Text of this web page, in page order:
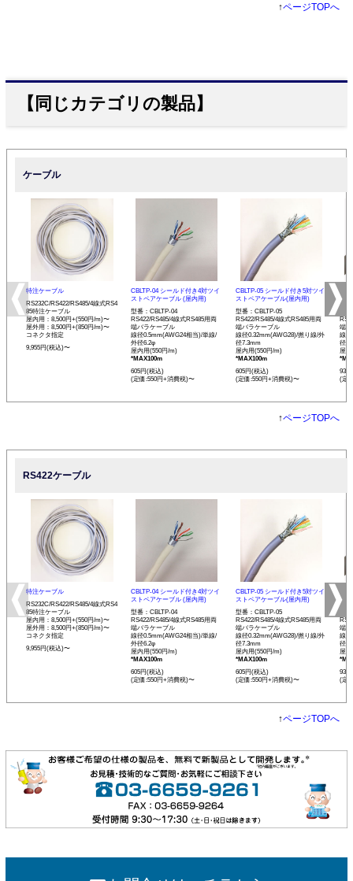
↑ページTOPへ
【同じカテゴリの製品】
ケーブル
特注ケーブル
RS232C/RS422/RS485/4線式RS4
85特注ケーブル
屋内用：8,500円+(550円/m)〜
屋外用：8,500円+(850円/m)〜
コネクタ指定
9,955円(税込)〜
CBLTP-04 シールド付き4対ツイ
ストペアケーブル (屋内用)
型番：CBLTP-04
RS422/RS485/4線式RS485用両
端バラケーブル
線径0.5mm(AWG24相当)/単線/
外径6.2φ
屋内用(550円/m)
*MAX100m
605円(税込)
(定価:550円+消費税)〜
CBLTP-05 シールド付き5対ツイ
ストペアケーブル(屋内用)
型番：CBLTP-05
RS422/RS485/4線式RS485用両
端バラケーブル
線径0.32mm(AWG28)/撚り線/外
径7.3mm
屋内用(550円/m)
*MAX100m
605円(税込)
(定価:550円+消費税)〜
イ
端
線
径
屋
935
(定
↑ページTOPへ
RS422ケーブル
特注ケーブル
RS232C/RS422/RS485/4線式RS4
85特注ケーブル
屋内用：8,500円+(550円/m)〜
屋外用：8,500円+(850円/m)〜
コネクタ指定
9,955円(税込)〜
CBLTP-04 シールド付き4対ツイ
ストペアケーブル (屋内用)
型番：CBLTP-04
RS422/RS485/4線式RS485用両
端バラケーブル
線径0.5mm(AWG24相当)/単線/
外径6.2φ
屋内用(550円/m)
*MAX100m
605円(税込)
(定価:550円+消費税)〜
CBLTP-05 シールド付き5対ツイ
ストペアケーブル(屋内用)
型番：CBLTP-05
RS422/RS485/4線式RS485用両
端バラケーブル
線径0.32mm(AWG28)/撚り線/外
径7.3mm
屋内用(550円/m)
*MAX100m
605円(税込)
(定価:550円+消費税)〜
イ
端
線
径
屋
935
(定
↑ページTOPへ